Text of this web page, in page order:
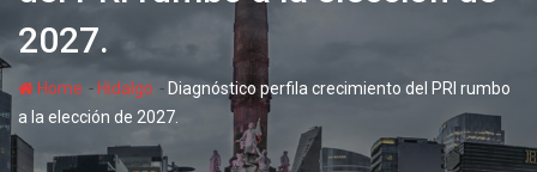
2027.
Home - Hidalgo - Diagnóstico perfila crecimiento del PRI rumbo
a la elección de 2027.